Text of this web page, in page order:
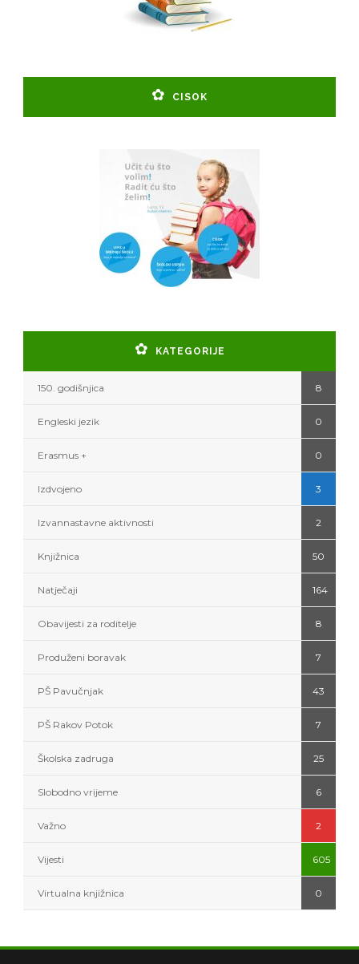
CISOK
KATEGORIJE
150. godišnjica 8
Engleski jezik 0
Erasmus + 0
Izdvojeno 3
Izvannastavne aktivnosti 2
Knjižnica 50
Natječaji 164
Obavijesti za roditelje 8
Produženi boravak 7
PŠ Pavučnjak 43
PŠ Rakov Potok 7
Školska zadruga 25
Slobodno vrijeme 6
Važno 2
Vijesti 605
Virtualna knjižnica 0